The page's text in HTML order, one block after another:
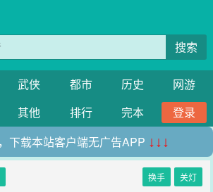
搜索
武侠 都市 历史
网游
其他 排行 完本
登录
下载本站客户端无广告APP ↓↓↓
换手 关灯